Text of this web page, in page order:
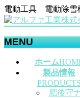
電動工具 電動除
MENU
ホーム
製品情報
PRODUCTS
肥後守